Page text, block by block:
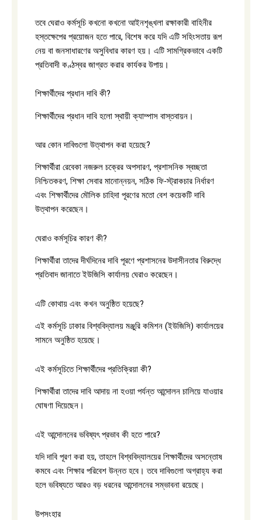
তবে ঘেরাও কর্মসূচি কখনো কখনো আইনশৃঙ্খলা রক্ষাকারী বাহিনীর
হস্তক্ষেপের প্রয়োজন হতে পারে, বিশেষ করে যদি এটি সহিংসতায় রূপ
নেয় বা জনসাধারণের অসুবিধার কারণ হয়। এটি সামগ্রিকভাবে একটি
প্রতিবাদী কণ্ঠস্বর জাগ্রত করার কার্যকর উপায়।
শিক্ষার্থীদের প্রধান দাবি কী?
শিক্ষার্থীদের প্রধান দাবি হলো স্থায়ী ক্যাম্পাস বাস্তবায়ন।
আর কোন দাবিগুলো উত্থাপন করা হয়েছে?
শিক্ষার্থীরা রেবেকা নজরুল চক্রের অপসারণ, প্রশাসনিক স্বচ্ছতা
নিশ্চিতকরণ, শিক্ষা সেবার মানোন্নয়ন, সঠিক ফি-স্ট্রাকচার নির্ধারণ
এবং শিক্ষার্থীদের মৌলিক চাহিদা পূরণের মতো বেশ কয়েকটি দাবি
উত্থাপন করেছেন।
ঘেরাও কর্মসূচির কারণ কী?
শিক্ষার্থীরা তাদের দীর্ঘদিনের দাবি পূরণে প্রশাসনের উদাসীনতার বিরুদ্ধে
প্রতিবাদ জানাতে ইউজিসি কার্যালয় ঘেরাও করেছেন।
এটি কোথায় এবং কখন অনুষ্ঠিত হয়েছে?
এই কর্মসূচি ঢাকার বিশ্ববিদ্যালয় মঞ্জুরি কমিশন (ইউজিসি) কার্যালয়ের
সামনে অনুষ্ঠিত হয়েছে।
এই কর্মসূচিতে শিক্ষার্থীদের প্রতিক্রিয়া কী?
শিক্ষার্থীরা তাদের দাবি আদায় না হওয়া পর্যন্ত আন্দোলন চালিয়ে যাওয়ার
ঘোষণা দিয়েছেন।
এই আন্দোলনের ভবিষ্যৎ প্রভাব কী হতে পারে?
যদি দাবি পূরণ করা হয়, তাহলে বিশ্ববিদ্যালয়ের শিক্ষার্থীদের অসন্তোষ
কমবে এবং শিক্ষার পরিবেশ উন্নত হবে। তবে দাবিগুলো অগ্রাহ্য করা
হলে ভবিষ্যতে আরও বড় ধরনের আন্দোলনের সম্ভাবনা রয়েছে।
উপসংহার